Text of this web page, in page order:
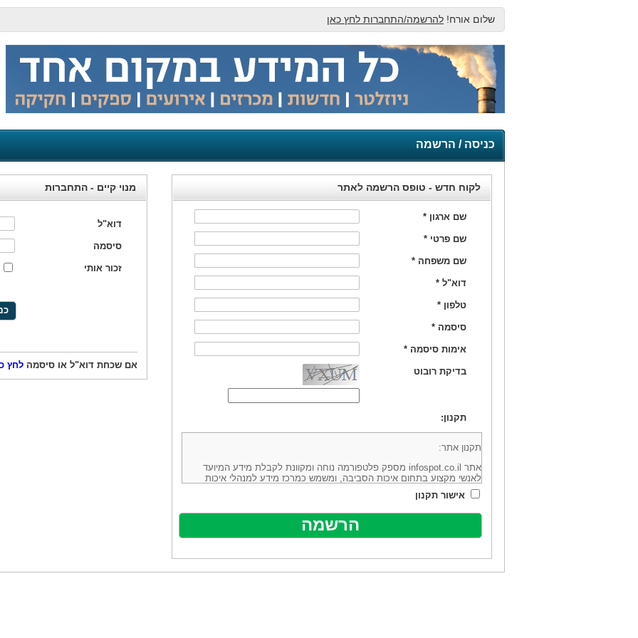
שלום אורח! להרשמה/התחברות לחץ כאן
כניסה / הרשמה
מנוי קיים - התחברות
דוא"ל
סיסמה
זכור אותי
אם שכחת דוא"ל או סיסמה לחץ
לקוח חדש - טופס הרשמה לאתר
שם ארגון *
שם פרטי *
שם משפחה *
דוא"ל *
טלפון *
סיסמה *
אימות סיסמה *
בדיקת רובוט
תקנון:
תקנון אתר:
אתר infospot.co.il מספק פלטפורמה נוחה ומקוונת לקבלת מידע המיועד
לאנשי מקצוע בתחום איכות הסביבה, ומשמש כמרכז מידע למנהלי איכות
סביבה (להלן: "המידע"). האתר בבעלותה ובניהולה של חברת יזמות וידע
מיקוד 6113102 ובדוא"ל: office@infospot.co.il (להלן: "האתר").
האתר אינו מספק את השירותים המפורסמים באתר ע"י ספקים שונים, איננו
מוכר את השירות המוצע באתר ע"י ספקים שונים, איננו מעורב במתן השירות
אלקטרונית של פרסום עבור נותני שירותים אלו. במילים אחרות, האחריות על
ביצוע העסקה בין הגולשים לבין המפרסמים נותני השירות ואיכותה מוטלת על
אישור תקנון